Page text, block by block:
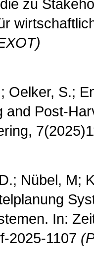
zu
Oelker, S.;
and Post-
Nübel, M;
In:
2025-1107